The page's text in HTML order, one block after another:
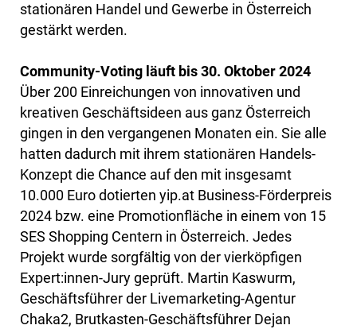
stationären Handel und Gewerbe in Österreich
gestärkt werden.
Community-Voting läuft bis 30. Oktober 2024
Über 200 Einreichungen von innovativen und
kreativen Geschäftsideen aus ganz Österreich
gingen in den vergangenen Monaten ein. Sie alle
hatten dadurch mit ihrem stationären Handels-
Konzept die Chance auf den mit insgesamt
10.000 Euro dotierten yip.at Business-Förderpreis
2024 bzw. eine Promotionfläche in einem von 15
SES Shopping Centern in Österreich. Jedes
Projekt wurde sorgfältig von der vierköpfigen
Expert:innen-Jury geprüft. Martin Kaswurm,
Geschäftsführer der Livemarketing-Agentur
Chaka2, Brutkasten-Geschäftsführer Dejan